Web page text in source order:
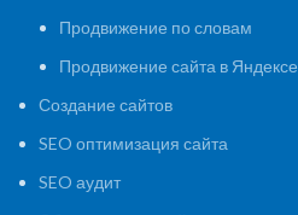
Продвижение по словам
Продвижение сайта в Яндексе
Создание сайтов
SEO оптимизация сайта
SEO аудит